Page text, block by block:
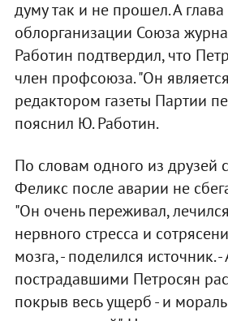
думу так и не прошел. А
облорганизации Союза
Работин подтвердил, что
член профсоюза. "Он
редактором газеты Партии
пояснил Ю. Работин.
По словам одного из друзей
Феликс после аварии не
"Он очень переживал,
нервного стресса и
мозга, - поделился источник.
пострадавшими Петросян
покрыв весь ущерб - и